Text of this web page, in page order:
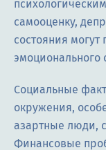
самооценку,
состояния могут
эмоционального
Социальные
окружения,
азартные люди,
Финансовые